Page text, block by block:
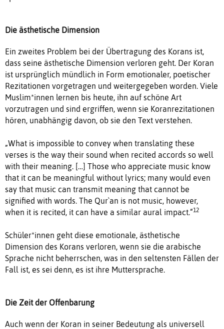
Die ästhetische Dimension
Ein zweites Problem bei der Übertragung des Korans ist,
dass seine ästhetische Dimension verloren geht. Der Koran
ist ursprünglich mündlich in Form emotionaler, poetischer
Rezitationen vorgetragen und weitergegeben worden. Viele
Muslim*innen lernen bis heute, ihn auf schöne Art
vorzutragen und sind ergriffen, wenn sie Koranrezitationen
hören, unabhängig davon, ob sie den Text verstehen.
„What is impossible to convey when translating these
verses is the way their sound when recited accords so well
with their meaning. […] Those who appreciate music know
that it can be meaningful without lyrics; many would even
say that music can transmit meaning that cannot be
signified with words. The Qur`an is not music, however,
when it is recited, it can have a similar aural impact.“12
Schüler*innen geht diese emotionale, ästhetische
Dimension des Korans verloren, wenn sie die arabische
Sprache nicht beherrschen, was in den seltensten Fällen der
Fall ist, es sei denn, es ist ihre Muttersprache.
Die Zeit der Offenbarung
Auch wenn der Koran in seiner Bedeutung als universell